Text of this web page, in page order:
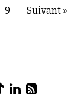
9 Suivant »